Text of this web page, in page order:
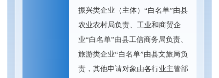
振兴类企业（主体）“白名单”由县
农业农村局负责、工业和商贸企
业“白名单”由县工信商务局负责、
旅游类企业“白名单”由县文旅局负
责，其他申请对象由各行业主管部